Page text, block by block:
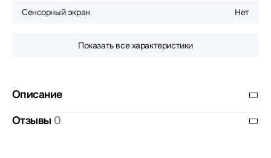
Сенсорный экран Нет
Показать все характеристики
Описание
Отзывы 0